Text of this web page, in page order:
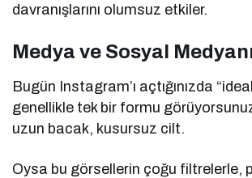
davranışlarını olumsuz etkiler.
Medya ve Sosyal
Bugün Instagram’ı açtığınızda
genellikle tek bir formu
uzun bacak, kusursuz cilt.
Oysa bu görsellerin çoğu filtrelerle,